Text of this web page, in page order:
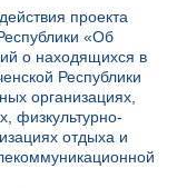
проекта
«Об
о находящихся в
Республики
организациях,
физкультурно-
отдыха и